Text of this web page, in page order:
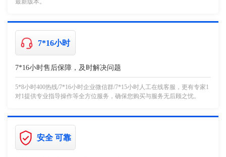
最新版本。
7*16小时
7*16小时售后保障，及时解决问题
5*8小时400热线/7*16小时企业微信群/7*15小时人工在线客服，更有专家1
对1提供专业指导操作等全方位服务，确保您购买与服务无后顾之忧。
安全 可靠